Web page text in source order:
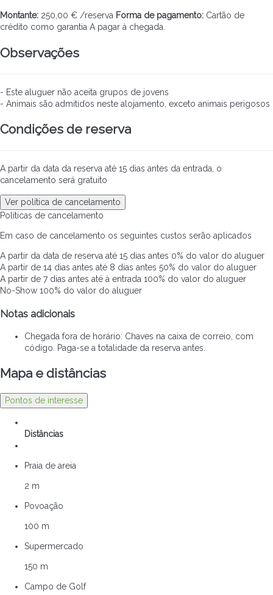
Montante: 250,00 € /reserva Forma de pagamento: Cartão de
crédito como garantia A pagar à chegada.
Observações
- Este aluguer não aceita grupos de jovens
- Animais são admitidos neste alojamento, exceto animais perigosos
Condições de reserva
A partir da data da reserva até 15 dias antes da entrada, o
cancelamento será gratuito
Ver política de cancelamento
Políticas de cancelamento
Em caso de cancelamento os seguintes custos serão aplicados
A partir da data de reserva até 15 dias antes 0% do valor do aluguer
A partir de 14 dias antes até 8 dias antes 50% do valor do aluguer
A partir de 7 dias antes até à entrada 100% do valor do aluguer
No-Show 100% do valor do aluguer
Notas adicionais
Chegada fora de horário: Chaves na caixa de correio, com
código. Paga-se a totalidade da reserva antes.
Mapa e distâncias
Pontos de interesse
Distâncias
Praia de areia
2 m
Povoação
100 m
Supermercado
150 m
Campo de Golf